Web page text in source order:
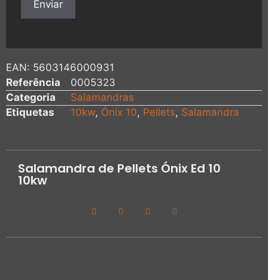
EAN: 5603146000931
Referência
0005323
Categoria
Salamandras
Etiquetas
10kw, Ónix 10, Pellets, Salamandra
Salamandra de Pellets Ónix Ed 10
10kw